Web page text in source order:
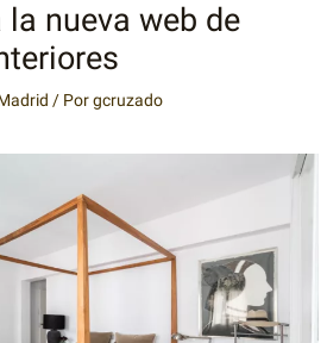
nueva web de
/ Porgcruzado